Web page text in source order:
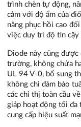
trình chèn tự động,
cảm với độ ẩm của
năng phục hồi cao
việc duy trì độ tin cậy
Diode này cũng
trường, không chứa
UL 94 V-0, bổ sung
không chì đảm bảo
các chỉ thị toàn cầu
giáp hoạt động tối
cung cấp hiệu suất